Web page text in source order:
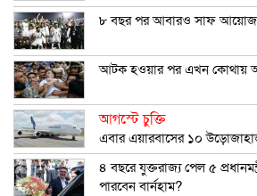
৮ বছর পর আবারও সাফ আয়োজন
আটক হওয়ার পর এখন কোথায়
আগস্টে চুক্তি
এবার এয়ারবাসের ১০
৪ বছরে যুক্তরাজ্য পেল ৫
পারবেন বার্নহাম?